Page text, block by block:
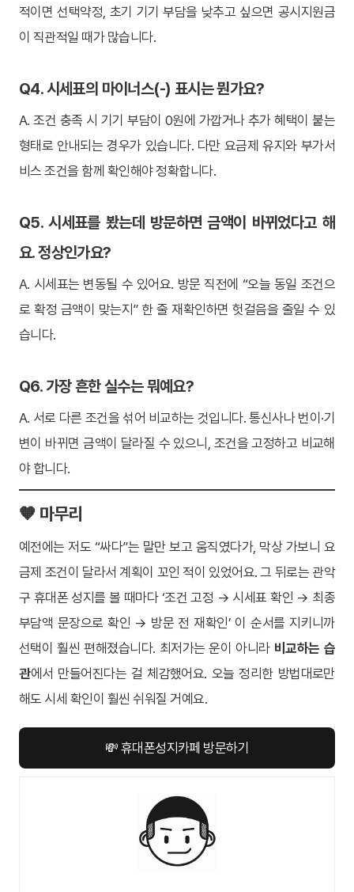
적이면 선택약정, 초기 기기 부담을 낮추고 싶으면 공시지원금
이 직관적일 때가 많습니다.
Q4. 시세표의 마이너스(-) 표시는 뭔가요?
A. 조건 충족 시 기기 부담이 0원에 가깝거나 추가 혜택이 붙는
형태로 안내되는 경우가 있습니다. 다만 요금제 유지와 부가서
비스 조건을 함께 확인해야 정확합니다.
Q5. 시세표를 봤는데 방문하면 금액이 바뀌었다고 해
요. 정상인가요?
A. 시세표는 변동될 수 있어요. 방문 직전에 “오늘 동일 조건으
로 확정 금액이 맞는지” 한 줄 재확인하면 헛걸음을 줄일 수 있
습니다.
Q6. 가장 흔한 실수는 뭐예요?
A. 서로 다른 조건을 섞어 비교하는 것입니다. 통신사나 번이·기
변이 바뀌면 금액이 달라질 수 있으니, 조건을 고정하고 비교해
야 합니다.
🧡 마무리
예전에는 저도 “싸다”는 말만 보고 움직였다가, 막상 가보니 요
금제 조건이 달라서 계획이 꼬인 적이 있었어요. 그 뒤로는 관악
구 휴대폰 성지를 볼 때마다 ‘조건 고정 → 시세표 확인 → 최종
부담액 문장으로 확인 → 방문 전 재확인’ 이 순서를 지키니까
선택이 훨씬 편해졌습니다. 최저가는 운이 아니라 비교하는 습
관에서 만들어진다는 걸 체감했어요. 오늘 정리한 방법대로만
해도 시세 확인이 훨씬 쉬워질 거예요.
💸 휴대폰성지카페 방문하기